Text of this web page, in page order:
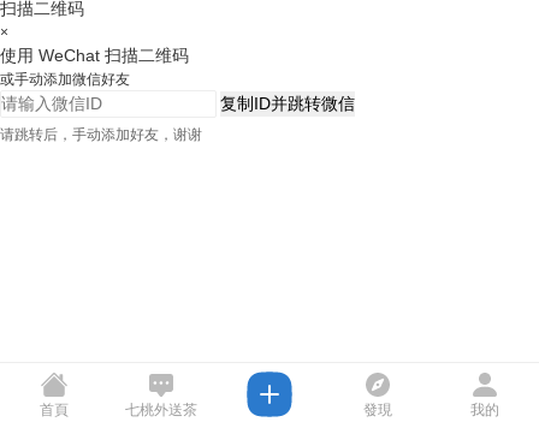
扫描二维码
×
使用 WeChat 扫描二维码
或手动添加微信好友
复制ID并跳转微信
请跳转后，手动添加好友，谢谢
首頁 七桃外送茶 發現 我的